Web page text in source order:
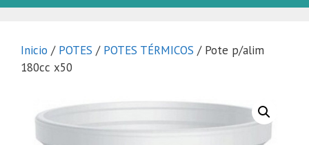
Inicio / POTES / POTES TÉRMICOS / Pote p/alim
180cc x50